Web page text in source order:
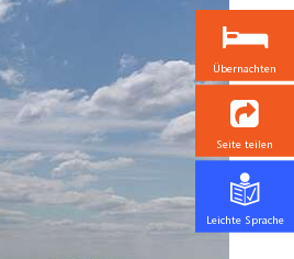
Übernachten
Seite teilen
Leichte Sprache